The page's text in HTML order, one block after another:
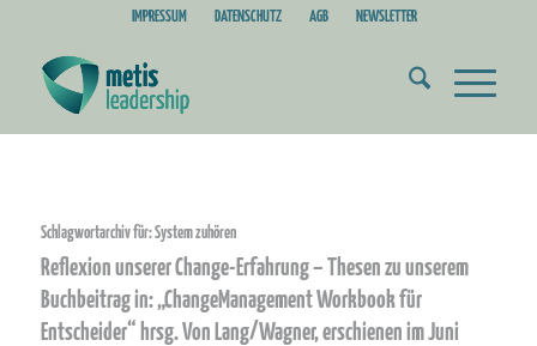
IMPRESSUM DATENSCHUTZ AGB NEWSLETTER
Schlagwortarchiv für:System zuhören
Reflexion unserer Change-Erfahrung – Thesen zu unserem
Buchbeitrag in: „ChangeManagement Workbook für
Entscheider“ hrsg. Von Lang/Wagner, erschienen im Juni